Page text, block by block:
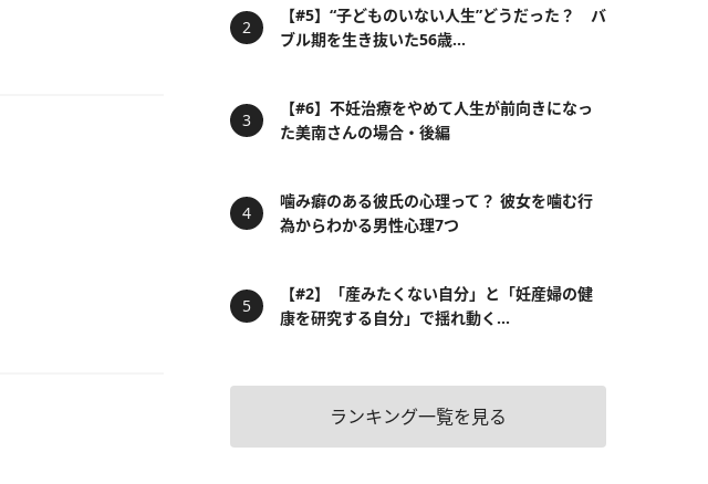
【#5】“子どものいない人生”どうだった？ バ
ブル期を生き抜いた56歳...
【#6】不妊治療をやめて人生が前向きになっ
た美南さんの場合・後編
噛み癖のある彼氏の心理って？ 彼女を噛む行
為からわかる男性心理7つ
【#2】「産みたくない自分」と「妊産婦の健
康を研究する自分」で揺れ動く...
ランキング一覧を見る